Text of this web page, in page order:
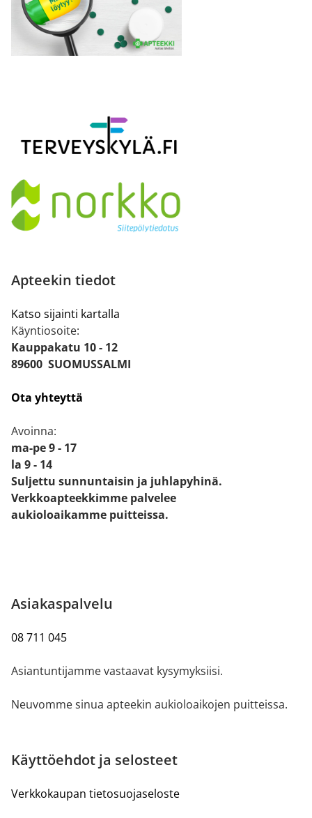
Apteekin tiedot
Katso sijainti kartalla
Käyntiosoite:
Kauppakatu 10 - 12
89600 SUOMUSSALMI
Ota yhteyttä
Avoinna:
ma-pe 9 - 17
la 9 - 14
Suljettu sunnuntaisin ja juhlapyhinä.
Verkkoapteekkimme palvelee
aukioloaikamme puitteissa.
Asiakaspalvelu
08 711 045
Asiantuntijamme vastaavat kysymyksiisi.
Neuvomme sinua apteekin aukioloaikojen puitteissa.
Käyttöehdot ja selosteet
Verkkokaupan tietosuojaseloste